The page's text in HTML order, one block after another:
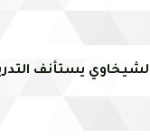
يستأنف